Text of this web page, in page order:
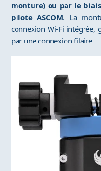
monture) ou par le
pilote ASCOM. La
connexion Wi-Fi intégrée,
par une connexion filaire.